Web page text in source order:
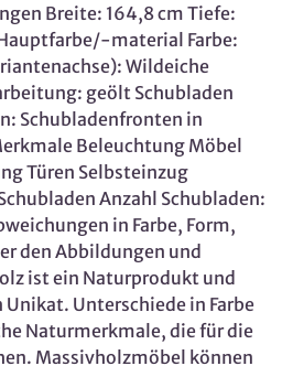
Breite: 164,8 cm Tiefe:
material Farbe:
Wildeiche
geölt Schubladen
Schubladenfronten in
Beleuchtung Möbel
Türen Selbsteinzug
Anzahl Schubladen:
in Farbe, Form,
den Abbildungen und
ist ein Naturprodukt und
Unterschiede in Farbe
Naturmerkmale, die für die
Massivholzmöbel können